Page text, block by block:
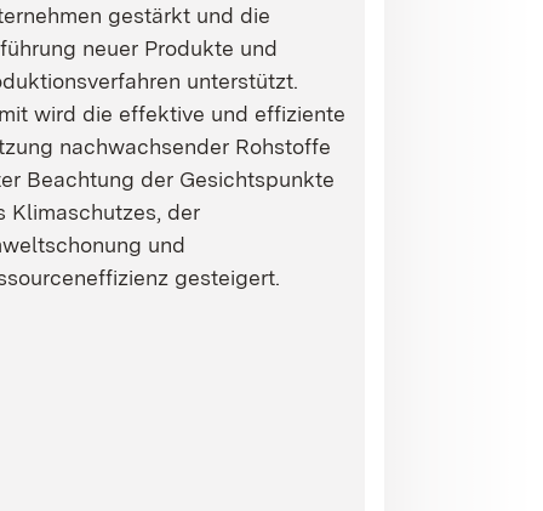
gestärkt und die
neuer Produkte und
unterstützt.
wird die effektive und effiziente
nachwachsender Rohstoffe
Beachtung der Gesichtspunkte
Klimaschutzes, der
und
gesteigert.